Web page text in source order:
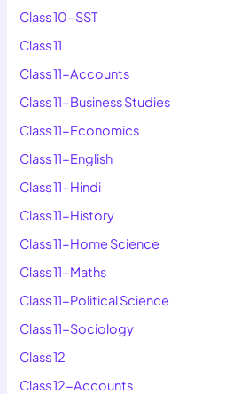
Class 10-SST
Class 11
Class 11-Accounts
Class 11-Business Studies
Class 11-Economics
Class 11-English
Class 11-Hindi
Class 11-History
Class 11-Home Science
Class 11-Maths
Class 11-Political Science
Class 11-Sociology
Class 12
Class 12-Accounts